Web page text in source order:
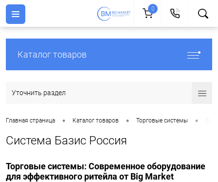
Каталог товаров
Уточнить раздел
Главная страница • Каталог товаров • Торговые системы •
Система Базис Россия
Торговые системы: Современное оборудование
для эффективного ритейла от Big Market
0